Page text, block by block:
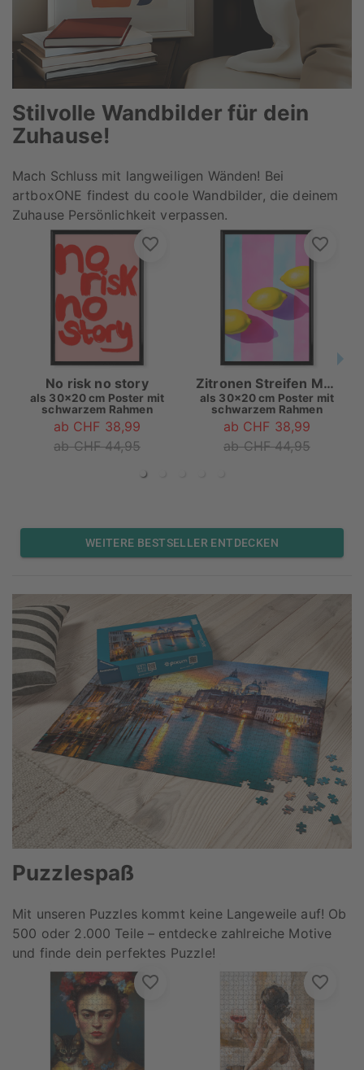
Stilvolle Wandbilder für dein
Zuhause!
Mach Schluss mit langweiligen Wänden! Bei
artboxONE findest du coole Wandbilder, die deinem
Zuhause Persönlichkeit verpassen.
No risk no story
als 30x20 cm Poster mit
schwarzem Rahmen
ab CHF 38,99
ab CHF 44,95
Zitronen Streifen Malerei
als 30x20 cm Poster mit
schwarzem Rahmen
ab CHF 38,99
ab CHF 44,95
WEITERE BESTSELLER ENTDECKEN
Puzzlespaß
Mit unseren Puzzles kommt keine Langeweile auf! Ob
500 oder 2.000 Teile – entdecke zahlreiche Motive
und finde dein perfektes Puzzle!